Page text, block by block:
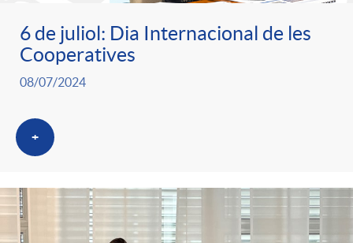
6 de juliol: Dia Internacional de les
Cooperatives
08/07/2024
+